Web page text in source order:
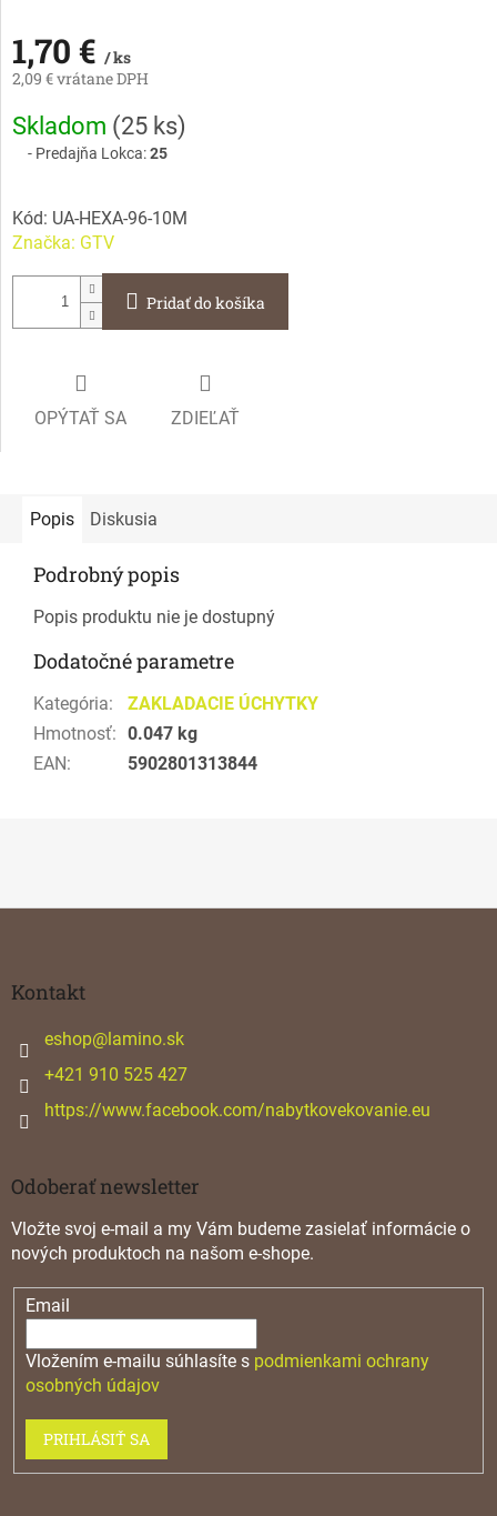
1,70 € / ks
2,09 € vrátane DPH
Jednotková
cena:
Skladom (25 ks)
Predajňa Lokca:25
Kód: UA-HEXA-96-10M
Značka: GTV
Pridať do košíka
OPÝTAŤ SA ZDIEĽAŤ
Popis Diskusia
Podrobný popis
Popis produktu nie je dostupný
Dodatočné parametre
Kategória:
ZAKLADACIE ÚCHYTKY
Hmotnosť: 0.047 kg
EAN: 5902801313844
Kontakt
eshop@lamino.sk
+421 910 525 427
https://www.facebook.com/nabytkovekovanie.eu
Odoberať newsletter
Vložte svoj e-mail a my Vám budeme zasielať informácie o
nových produktoch na našom e-shope.
Email
Vložením e-mailu súhlasíte s podmienkami ochrany
osobných údajov
PRIHLÁSIŤ SA